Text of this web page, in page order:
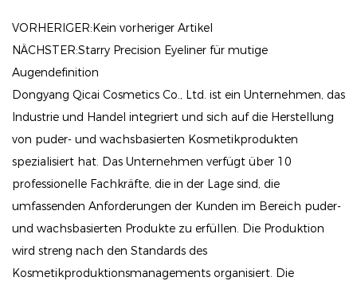
Rötung der glühenden Haut nachahmt. Die
feuchtigkeitsspendenden Inhaltsstoffe tragen dazu
bei, die Hautfeuchtigkeit den ganzen Tag über die
Feuchtigkeit zu erhalten, Trockenheit zu verhindern
und Ihre Wangen glatt und geschmeidig zu sein.
Das Healthy Flush Liquid Blush ist leicht zu bauen -
von einem subtilen Farbtupfer für ein natürliches
lebendige Aussage. Die lang anhaltende Formel
sorgt dafür, dass Ihre Wangen wunderschön gespült
bleiben, ohne zu verblassen oder sich in feine Linien
VORHERIGER:Kein vorheriger Artikel
NÄCHSTER:Starry Precision Eyeliner für mutige
Augendefinition
Dongyang Qicai Cosmetics Co., Ltd. ist ein Unternehmen, das
Industrie und Handel integriert und sich auf die Herstellung
von puder- und wachsbasierten Kosmetikprodukten
spezialisiert hat. Das Unternehmen verfügt über 10
professionelle Fachkräfte, die in der Lage sind, die
umfassenden Anforderungen der Kunden im Bereich puder-
und wachsbasierten Produkte zu erfüllen. Die Produktion
wird streng nach den Standards des
Kosmetikproduktionsmanagements organisiert. Die